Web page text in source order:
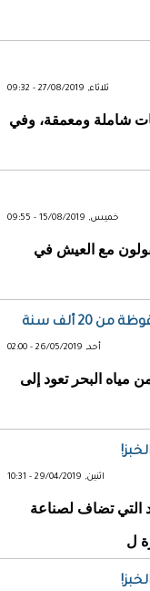
ثلاثاء, 27/08/2019 - 09:32
شاملة ومعمقة، وفي
خميس, 15/08/2019 - 09:55
مع العيش في
ألف سنة
أحد, 26/05/2019 - 02:00
مياه البحر تعود إلى
اثنين, 29/04/2019 - 10:31
التي تضاف لصناعة
ل